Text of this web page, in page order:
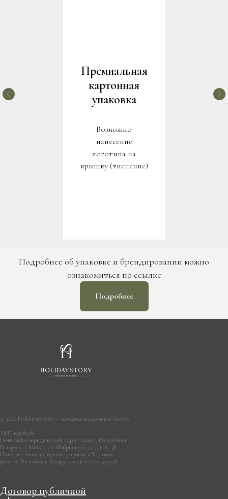
Премиальная
картонная
упаковка
Возможно
нанесение
логотипа на
крышку (тиснение)
Подробнее об упаковке и брендировании можно
ознакомиться по ссылке
Подробнее
© 2026 Holidaystory.by — продажа подарочных боксов
УНП 193685580
Почтовый и юридический адрес: 220007, Республика
Беларусь, г. Минск, ул. Фабрициуса, д. 7, пом. 38
Интернет-магазин зарегистрирован в Торговом
реестре Республике Беларусь 15.06.2023 № 559558
Договор публичной